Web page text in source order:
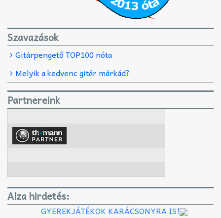
Szavazások
Gitárpengető TOP100 nóta
Melyik a kedvenc gitár márkád?
Partnereink
Alza hirdetés:
GYEREKJÁTÉKOK KARÁCSONYRA IS!